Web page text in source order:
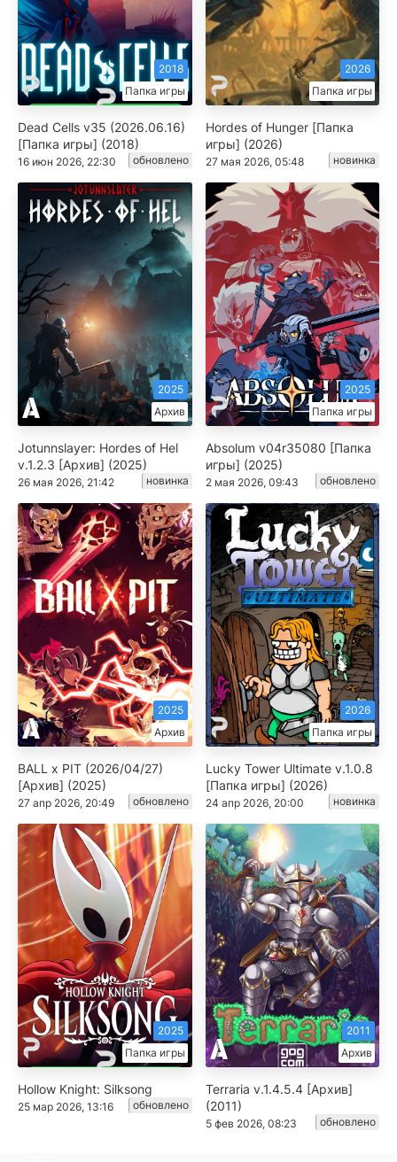
Папка игры
2018
Dead Cells v35 (2026.06.16)
[Папка игры] (2018)
16 июн 2026, 22:30 обновлено
Папка игры
2026
Hordes of Hunger [Папка
игры] (2026)
27 мая 2026, 05:48 новинка
Архив
2025
Jotunnslayer: Hordes of Hel
v.1.2.3 [Архив] (2025)
26 мая 2026, 21:42 новинка
Папка игры
2025
Absolum v04r35080 [Папка
игры] (2025)
2 мая 2026, 09:43 обновлено
Архив
2025
BALL x PIT (2026/04/27)
[Архив] (2025)
27 апр 2026, 20:49 обновлено
Папка игры
2026
Lucky Tower Ultimate v.1.0.8
[Папка игры] (2026)
24 апр 2026, 20:00 новинка
Папка игры
2025
Hollow Knight: Silksong
25 мар 2026, 13:16 обновлено
Архив
2011
Terraria v.1.4.5.4 [Архив]
(2011)
5 фев 2026, 08:23 обновлено